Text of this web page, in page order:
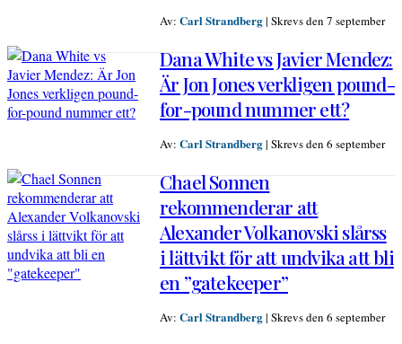
Av: Carl Strandberg| Skrevs den 7 september
Dana White vs Javier Mendez:
Är Jon Jones verkligen pound-
for-pound nummer ett?
Av: Carl Strandberg| Skrevs den 6 september
Chael Sonnen
rekommenderar att
Alexander Volkanovski slårss
i lättvikt för att undvika att bli
en ”gatekeeper”
Av: Carl Strandberg| Skrevs den 6 september